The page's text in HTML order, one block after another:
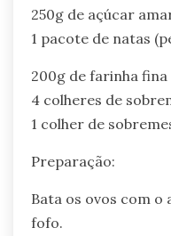
250g de açúcar
1 pacote de natas
200g de farinha
4 colheres de
1 colher de
Preparação:
Bata os ovos com
fofo.